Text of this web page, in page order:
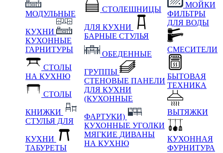
МОДУЛЬНЫЕ
КУХНИ
КУХОННЫЕ
ГАРНИТУРЫ
СТОЛЫ
НА КУХНЮ
СТОЛЫ
КНИЖКИ
СТУЛЬЯ ДЛЯ
КУХНИ
ТАБУРЕТЫ
СТОЛЕШНИЦЫ
ДЛЯ КУХНИ
БАРНЫЕ СТУЛЬЯ
ОБЕДЕННЫЕ
ГРУППЫ
СТЕНОВЫЕ ПАНЕЛИ
ДЛЯ КУХНИ
(КУХОННЫЕ
ФАРТУКИ)
КУХОННЫЕ УГОЛКИ
МЯГКИЕ ДИВАНЫ
НА КУХНЮ
МОЙКИ
ФИЛЬТРЫ
ДЛЯ ВОДЫ
СМЕСИТЕЛИ
БЫТОВАЯ
ТЕХНИКА
ВЫТЯЖКИ
КУХОННАЯ
ФУРНИТУРА